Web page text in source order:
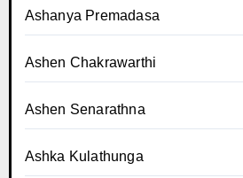
Ashanya Premadasa
Ashen Chakrawarthi
Ashen Senarathna
Ashka Kulathunga